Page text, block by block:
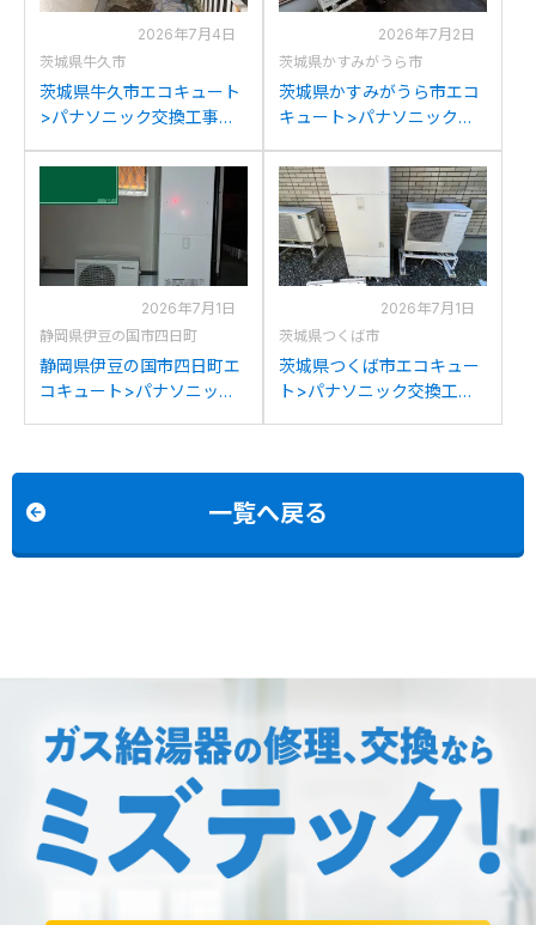
2026年7月4日
茨城県牛久市
茨城県牛久市エコキュート
>パナソニック交換工事施
370SEQからパナソニック
HE-S46LQSへの交換
2026年7月2日
茨城県かすみがうら市
茨城県かすみがうら市エコ
キュート>パナソニック交
ックHE-K37BQからパナソ
ニックHE-S46LQSへの交
換
2026年7月1日
静岡県伊豆の国市四日町
静岡県伊豆の国市四日町エ
コキュート>パナソニック
2026年7月1日
茨城県つくば市
茨城県つくば市エコキュー
ト>パナソニック交換工事
一覧へ戻る